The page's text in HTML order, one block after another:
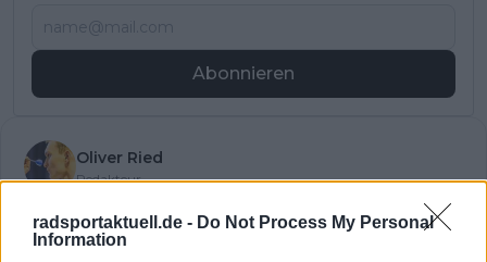
radsportaktuell.de - Do Not Process My Personal
Information
Abonnieren
Oliver Ried
Redakteur
Radsportaktuell.de. Er berichtet dort über den
professionellen Radsport und begleitet das Geschehen